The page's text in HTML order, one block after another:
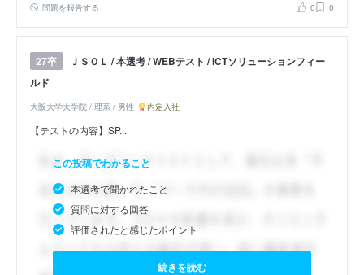
問題を報告する 0 0
27卒
ＪＳＯＬ / 本選考 / WEBテスト / ICTソリューションフィー
ルド
大阪大学大学院 / 理系 / 男性 内定入社
【テストの内容】SP...
この投稿でわかること
本選考で聞かれたこと
質問に対する回答
評価されたと感じたポイント
続きを読む